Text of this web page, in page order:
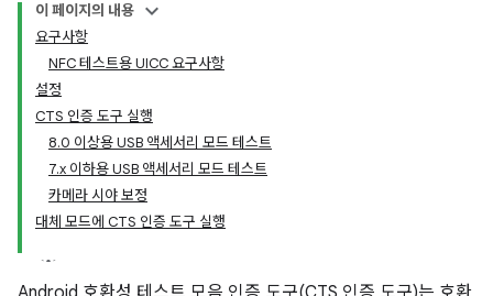
이 페이지의 내용
요구사항
NFC 테스트용 UICC 요구사항
설정
CTS 인증 도구 실행
8.0 이상용 USB 액세서리 모드 테스트
7.x 이하용 USB 액세서리 모드 테스트
카메라 시야 보정
대체 모드에 CTS 인증 도구 실행